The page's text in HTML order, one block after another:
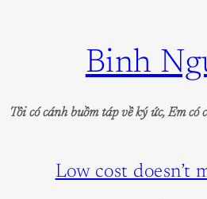
Binh
Tôi có cánh buồm táp về ký ức, Em
Low cost doesn’t